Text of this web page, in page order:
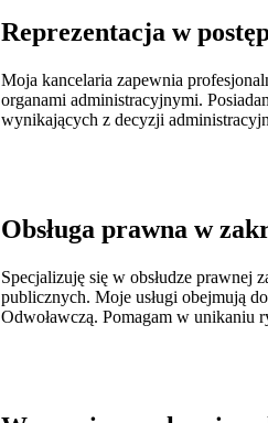
Reprezentacja w
Moja kancelaria zapewnia
organami administracyjnymi.
wynikających z decyzji
Obsługa prawna w
Specjalizuję się w obsłudze
publicznych. Moje usługi obejmują
Odwoławczą. Pomagam w unikaniu